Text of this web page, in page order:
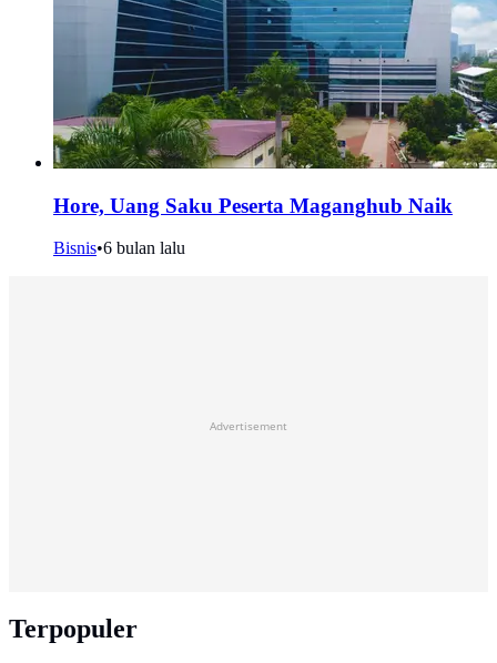
Hore, Uang Saku Peserta Maganghub Naik
Bisnis•6 bulan lalu
Advertisement
Terpopuler